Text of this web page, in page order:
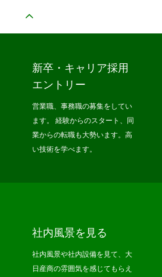
新卒・キャリア採用
エントリー
営業職、事務職の募集をしてい
ます。 経験からのスタート、同
業からの転職も大勢います。高
い技術を学べます。
社内風景を見る
社内風景や社内設備を見て、大
日産商の雰囲気を感じてもらえ